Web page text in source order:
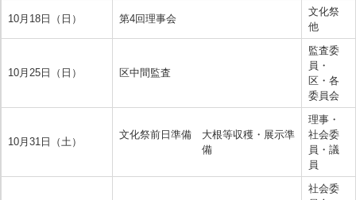
10月18日（日） 第4回理事会
文化祭
他
10月25日（日） 区中間監査
監査委
員・
区・各
委員会
10月31日（土）
文化祭前日準備 大根等収穫・展示準
備
理事・
社会委
員・議
員
社会委